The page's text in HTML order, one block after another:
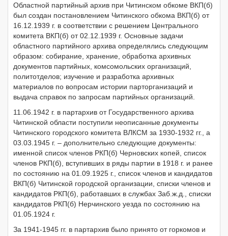
Областной партийный архив при Читинском обкоме ВКП(б)
был создан постановлением Читинского обкома ВКП(б) от
16.12.1939 г. в соответствии с решением Центрального
комитета ВКП(б) от 02.12.1939 г. Основные задачи
областного партийного архива определялись следующим
образом: собирание, хранение, обработка архивных
документов партийных, комсомольских организаций,
политотделов; изучение и разработка архивных
материалов по вопросам истории парторганизаций и
выдача справок по запросам партийных организаций.
11.06.1942 г. в партархив от Государственного архива
Читинской области поступили неописанные документы
Читинского городского комитета ВЛКСМ за 1930-1932 гг., а
03.03.1945 г. – дополнительно следующие документы:
именной список членов РКП(б) Черновских копей, список
членов РКП(б), вступивших в ряды партии в 1918 г. и ранее
по состоянию на 01.09.1925 г., список членов и кандидатов
ВКП(б) Читинской городской организации, списки членов и
кандидатов РКП(б), работавших в службах Заб.ж.д., списки
кандидатов РКП(б) Нерчинского уезда по состоянию на
01.05.1924 г.
За 1941-1945 гг. в партархив было принято от горкомов и